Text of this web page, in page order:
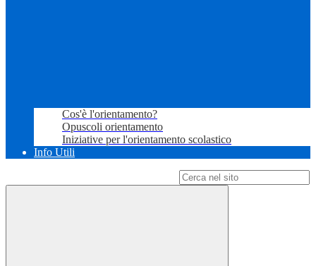
Cos'è l'orientamento?
Opuscoli orientamento
Iniziative per l'orientamento scolastico
Info Utili